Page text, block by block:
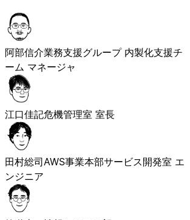
阿部信介業務支援グループ 内製化支援チ
ーム マネージャ
江口佳記危機管理室 室長
田村総司AWS事業本部サービス開発室 エ
ンジニア